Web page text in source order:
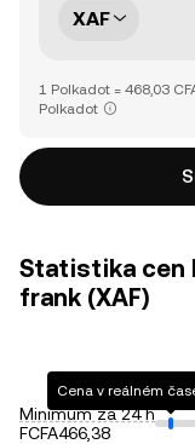
XAF
1 Polkadot = 468,03
Polkadot
Statistika cen
frank (XAF)
Minimum za 24 h
FCFA466,38
Cena v reálném